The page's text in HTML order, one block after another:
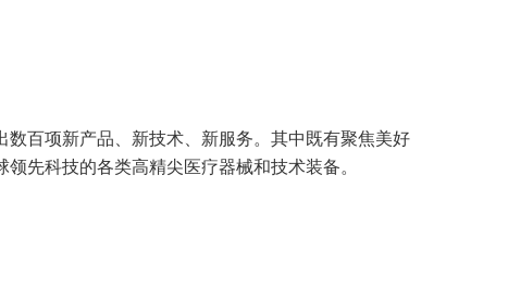
百项新产品、新技术、新服务。其中既有聚焦美好
先科技的各类高精尖医疗器械和技术装备。